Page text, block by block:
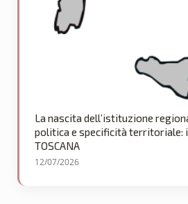
La nascita dell’istituzione
politica e specificità territoriale:
TOSCANA
12/07/2026